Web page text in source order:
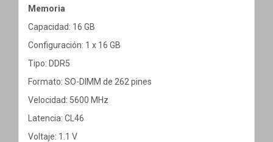
Memoria
Capacidad: 16 GB
Configuración: 1 x 16 GB
Tipo: DDR5
Formato: SO-DIMM de 262 pines
Velocidad: 5600 MHz
Latencia: CL46
Voltaje: 1.1 V